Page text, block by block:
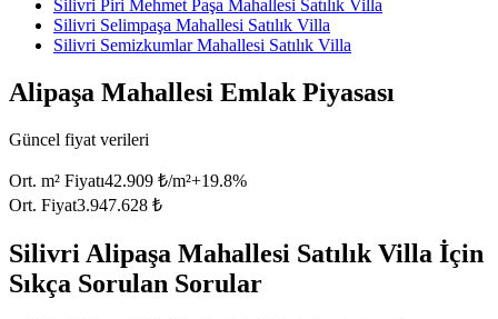
Silivri Piri Mehmet Paşa Mahallesi Satılık Villa
Silivri Selimpaşa Mahallesi Satılık Villa
Silivri Semizkumlar Mahallesi Satılık Villa
Alipaşa Mahallesi Emlak Piyasası
Güncel fiyat verileri
Ort. m² Fiyatı42.909 ₺/m²+19.8%
Ort. Fiyat3.947.628 ₺
Silivri Alipaşa Mahallesi Satılık Villa İçin
Sıkça Sorulan Sorular